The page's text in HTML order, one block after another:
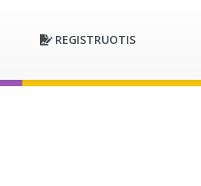
REGISTRUOTIS